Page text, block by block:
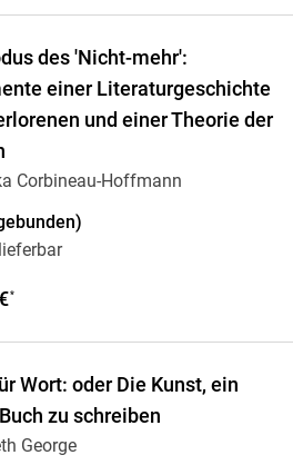
des 'Nicht-mehr':
einer Literaturgeschichte
und einer Theorie der
Corbineau-Hoffmann
*
Wort: oder Die Kunst, ein
zu schreiben
George